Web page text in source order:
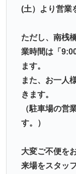
(土）より営業
ただし、南桟
業時間は「
ます。
また、お一人
きます。
（駐車場の営
す。）
大変ご不便を
来場をスタッ